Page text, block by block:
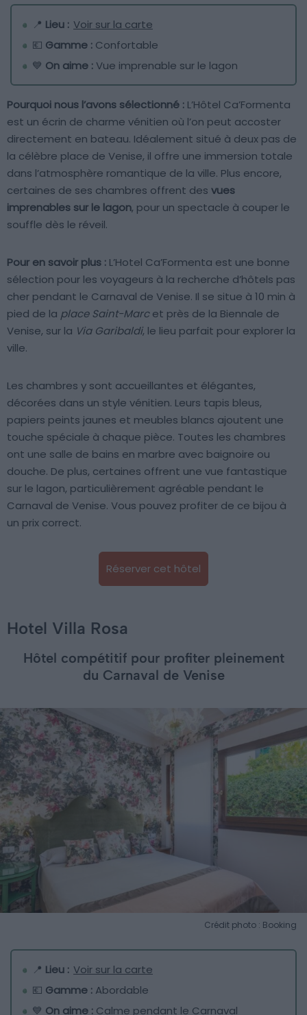
📍 Lieu : Voir sur la carte
💶 Gamme : Confortable
💙 On aime :Vue imprenable sur le lagon
Pourquoi nous l’avons sélectionné : L’Hôtel Ca’Formenta
est un écrin de charme vénitien où l’on peut accoster
directement en bateau. Idéalement situé à deux pas de
la célèbre place de Venise, il offre une immersion totale
dans l’atmosphère romantique de la ville. Plus encore,
certaines de ses chambres offrent des vues
imprenables sur le lagon, pour un spectacle à couper le
souffle dès le réveil.
Pour en savoir plus : L’Hotel Ca’Formenta est une bonne
sélection pour les voyageurs à la recherche d’hôtels pas
cher pendant le Carnaval de Venise. Il se situe à 10 min à
pied de la place Saint-Marcet près de la Biennale de
Venise, sur la Via Garibaldi, le lieu parfait pour explorer la
ville.
Les chambres y sont accueillantes et élégantes,
décorées dans un style vénitien. Leurs tapis bleus,
papiers peints jaunes et meubles blancs ajoutent une
touche spéciale à chaque pièce. Toutes les chambres
ont une salle de bains en marbre avec baignoire ou
douche. De plus, certaines offrent une vue fantastique
sur le lagon, particulièrement agréable pendant le
Carnaval de Venise. Vous pouvez profiter de ce bijou à
un prix correct.
Réserver cet hôtel
Hotel Villa Rosa
Hôtel compétitif pour profiter pleinement
du Carnaval de Venise
Crédit photo : Booking
📍 Lieu : Voir sur la carte
💶 Gamme : Abordable
💙 On aime : Calme pendant le Carnaval